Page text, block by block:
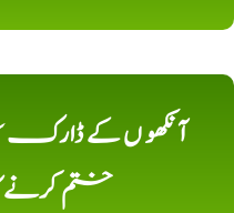
آنکھو ں کے
ختم کرنے